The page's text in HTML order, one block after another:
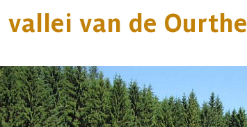
vallei van de Ourthe